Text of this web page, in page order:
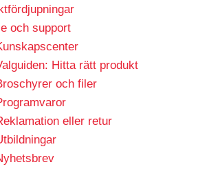
och support
Hitta rätt produkt
och filer
eller retur